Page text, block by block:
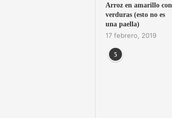
Arroz en amarillo con
verduras (esto no es
una paella)
17 febrero, 2019
5